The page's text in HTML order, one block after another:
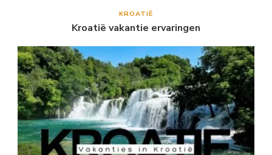
KROATIË
Kroatië vakantie ervaringen